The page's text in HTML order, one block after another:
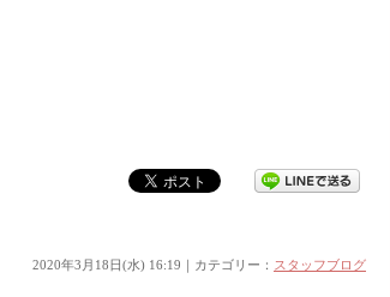
2020年3月18日(水) 16:19｜カテゴリー： スタッフブログ